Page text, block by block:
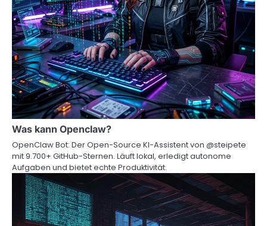
Was kann Openclaw?
OpenClaw Bot: Der Open-Source KI-Assistent von @steipete
mit 9.700+ GitHub-Sternen. Läuft lokal, erledigt autonome
Aufgaben und bietet echte Produktivität.